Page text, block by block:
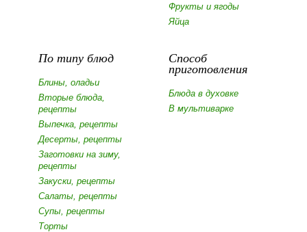
Фрукты и ягоды
Яйца
По типу блюд
Блины, оладьи
Вторые блюда,
рецепты
Выпечка, рецепты
Десерты, рецепты
Заготовки на зиму,
рецепты
Закуски, рецепты
Салаты, рецепты
Супы, рецепты
Торты
Способ
приготовления
Блюда в духовке
В мультиварке